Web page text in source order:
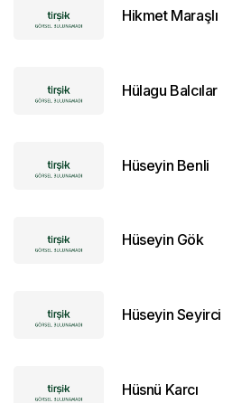
Hikmet Maraşlı
Hülagu Balcılar
Hüseyin Benli
Hüseyin Gök
Hüseyin Seyirci
Hüsnü Karcı